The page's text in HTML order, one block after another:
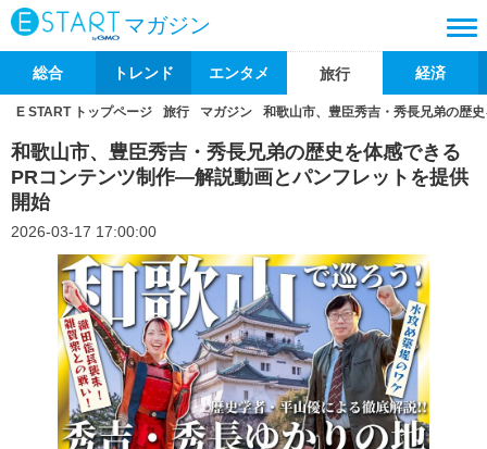
マガジン
総合 トレンド エンタメ 旅行 経済
E START トップページ 旅行 マガジン 和歌山市、豊臣秀吉・秀長兄弟の歴
和歌山市、豊臣秀吉・秀長兄弟の歴史を体感できる
PRコンテンツ制作―解説動画とパンフレットを提供
開始
2026-03-17 17:00:00